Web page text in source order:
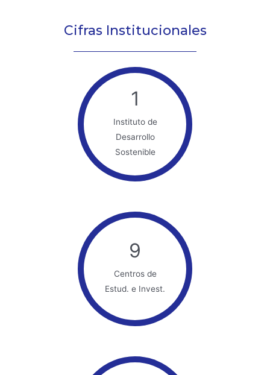
Cifras Institucionales
1
Instituto de
Desarrollo
Sostenible
9
Centros de
Estud. e Invest.